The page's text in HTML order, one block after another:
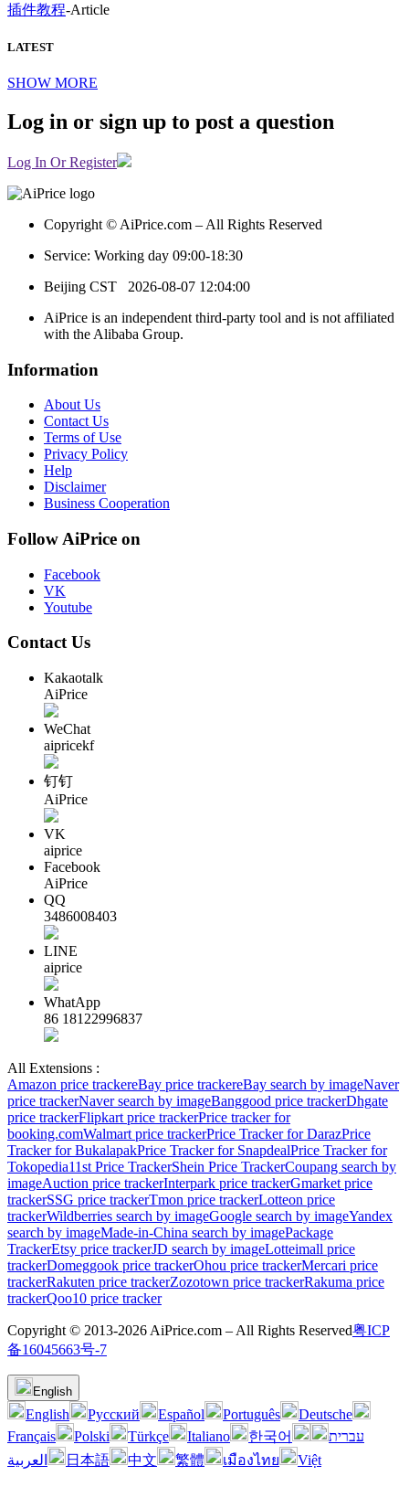
插件教程-Article
LATEST
SHOW MORE
Log in or sign up to post a question
Log In Or Register
Copyright © AiPrice.com – All Rights Reserved
Service: Working day 09:00-18:30
Beijing CST 2026-08-07 12:04:00
AiPrice is an independent third-party tool and is not affiliated
with the Alibaba Group.
Information
About Us
Contact Us
Terms of Use
Privacy Policy
Help
Disclaimer
Business Cooperation
Follow AiPrice on
Facebook
VK
Youtube
Contact Us
Kakaotalk
AiPrice
WeChat
aipricekf
钉钉
AiPrice
VK
aiprice
Facebook
AiPrice
QQ
3486008403
LINE
aiprice
WhatApp
86 18122996837
All Extensions :
Amazon price trackereBay price trackereBay search by imageNaver
price trackerNaver search by imageBanggood price trackerDhgate
price trackerFlipkart price trackerPrice tracker for
booking.comWalmart price trackerPrice Tracker for DarazPrice
Tracker for BukalapakPrice Tracker for SnapdealPrice Tracker for
Tokopedia11st Price TrackerShein Price TrackerCoupang search by
imageAuction price trackerInterpark price trackerGmarket price
trackerSSG price trackerTmon price trackerLotteon price
trackerWildberries search by imageGoogle search by imageYandex
search by imageMade-in-China search by imagePackage
TrackerEtsy price trackerJD search by imageLotteimall price
trackerDomeggook price trackerOhou price trackerMercari price
trackerRakuten price trackerZozotown price trackerRakuma price
trackerQoo10 price tracker
Copyright © 2013-2026 AiPrice.com – All Rights Reserved粤ICP
备16045663号-7
English
English Pусский Español Português
Deutsche
Français
Polski Türkçe Italiano 한국어
עברית
العربية
日本語 中文 繁體 เมืองไทย Việt